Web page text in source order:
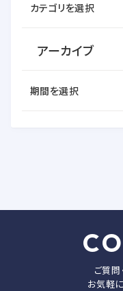
カテゴリを選択
アーカイブ
期間を選択
ご質問
お気軽